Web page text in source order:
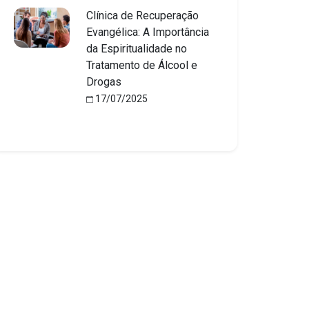
Clínica de Recuperação
Evangélica: A Importância
da Espiritualidade no
Tratamento de Álcool e
Drogas
17/07/2025